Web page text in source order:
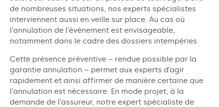
de nombreuses situations, nos experts spécialistes
interviennent aussi en veille sur place. Au cas où
l’annulation de l’événement est envisageable,
notamment dans le cadre des dossiers intempéries.
Cette présence préventive – rendue possible par la
garantie annulation – permet aux experts d’agir
rapidement et ainsi affirmer de manière certaine que
l’annulation est nécessaire. En mode projet, à la
demande de l’assureur, notre expert spécialiste de